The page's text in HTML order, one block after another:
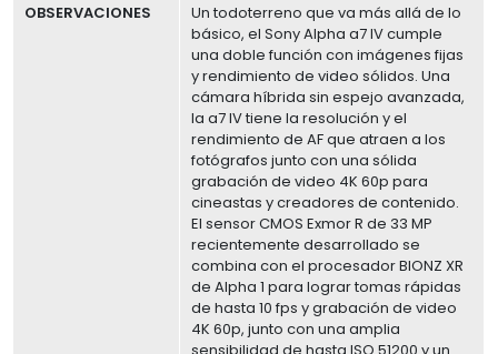
OBSERVACIONES
Un todoterreno que va más allá de lo
básico, el Sony Alpha a7 IV cumple
una doble función con imágenes fijas
y rendimiento de video sólidos. Una
cámara híbrida sin espejo avanzada,
la a7 IV tiene la resolución y el
rendimiento de AF que atraen a los
fotógrafos junto con una sólida
grabación de video 4K 60p para
cineastas y creadores de contenido.
El sensor CMOS Exmor R de 33 MP
recientemente desarrollado se
combina con el procesador BIONZ XR
de Alpha 1 para lograr tomas rápidas
de hasta 10 fps y grabación de video
4K 60p, junto con una amplia
sensibilidad de hasta ISO 51200 y un